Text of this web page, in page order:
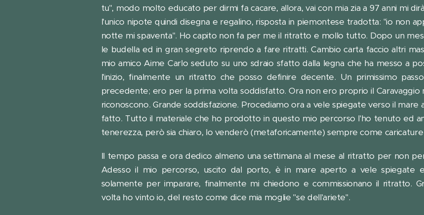
tu", modo molto educato per dirmi fa cacare, allora, vai con mia zia a 97 anni mi
l'unico nipote quindi disegna e regalino, risposta in piemontese tradotta: "io non
notte mi spaventa". Ho capito non fa per me il ritratto e mollo tutto. Dopo un
le budella ed in gran segreto riprendo a fare ritratti. Cambio carta faccio altri
mio amico Aime Carlo seduto su uno sdraio sfatto dalla legna che ha messo a
l'inizio, finalmente un ritratto che posso definire decente. Un primissimo
precedente; ero per la prima volta soddisfatto. Ora non ero proprio il Caravaggio
riconoscono. Grande soddisfazione. Procediamo ora a vele spiegate verso il
fatto. Tutto il materiale che ho prodotto in questo mio percorso l'ho tenuto ed
tenerezza, però sia chiaro, lo venderò (metaforicamente) sempre come
Il tempo passa e ora dedico almeno una settimana al mese al ritratto per non
Adesso il mio percorso, uscito dal porto, è in mare aperto a vele spiegate
solamente per imparare, finalmente mi chiedono e commissionano il ritratto.
volta ho vinto io, del resto come dice mia moglie "se dell'ariete".